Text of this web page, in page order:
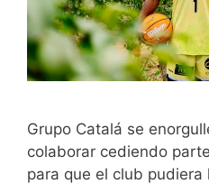
Grupo Catalá se
colaborar cediendo
para que el club pudiera